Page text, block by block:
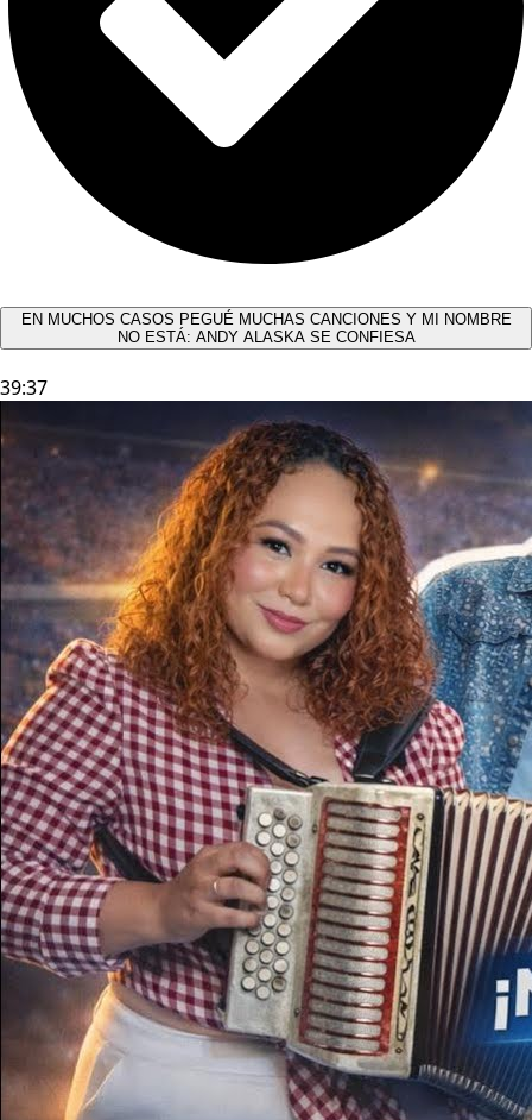
EN MUCHOS CASOS PEGUÉ MUCHAS CANCIONES Y MI NOMBRE
NO ESTÁ: ANDY ALASKA SE CONFIESA​
39:37